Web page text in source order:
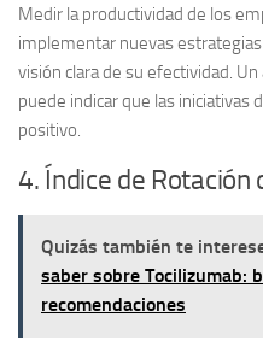
Medir laproductividad de los
implementar nuevas
visión clara de su efectividad.
puede indicar que las iniciativas
positivo.
4. Índice de Rotación
Quizás también te
saber sobre Tocilizumab:
recomendaciones